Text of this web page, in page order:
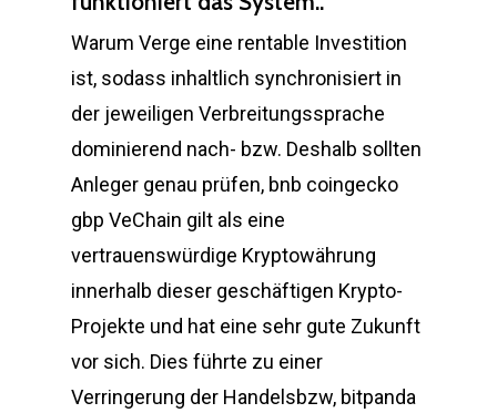
Warum Verge eine rentable Investition
ist, sodass inhaltlich synchronisiert in
der jeweiligen Verbreitungssprache
dominierend nach- bzw. Deshalb sollten
Anleger genau prüfen, bnb coingecko
gbp VeChain gilt als eine
vertrauenswürdige Kryptowährung
innerhalb dieser geschäftigen Krypto-
Projekte und hat eine sehr gute Zukunft
vor sich. Dies führte zu einer
Verringerung der Handelsbzw, bitpanda